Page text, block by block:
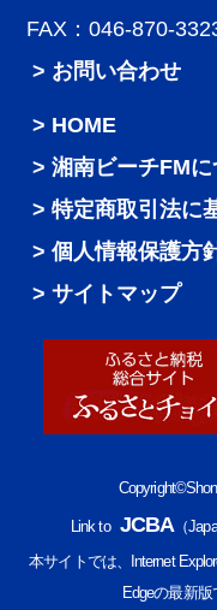
FAX：046-870-
> お問い合わせ
HOME
湘南ビーチFMに
特定商取引法に
個人情報保護方
サイトマップ
Link to JCBA（
本サイトでは、Internet
Edgeの最新版